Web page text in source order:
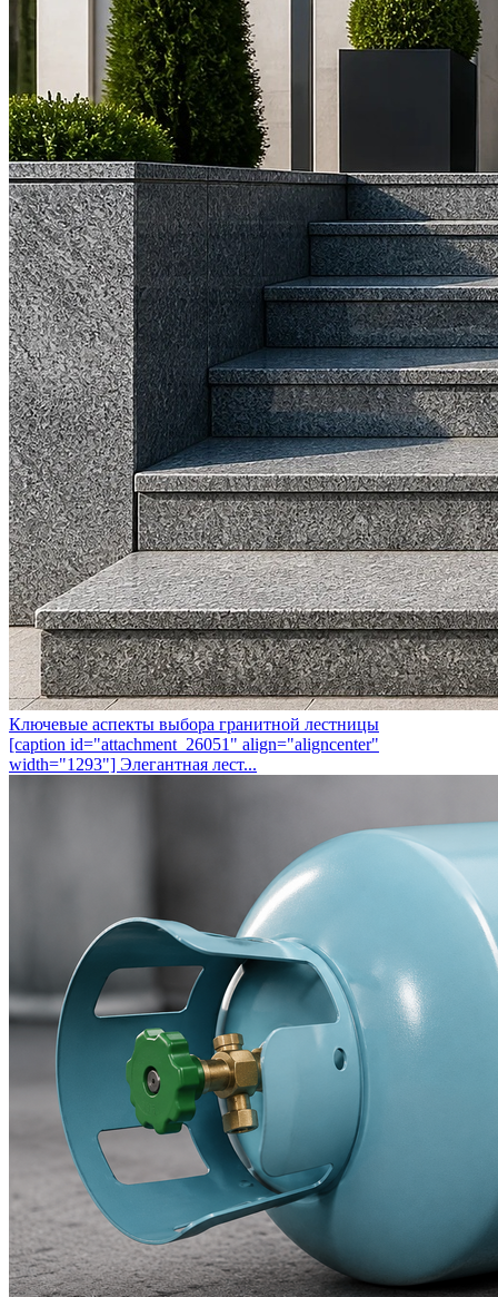
Ключевые аспекты выбора гранитной лестницы
[caption id="attachment_26051" align="aligncenter"
width="1293"] Элегантная лест...